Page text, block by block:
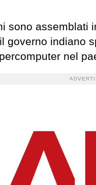
sono
governo indiano
nel